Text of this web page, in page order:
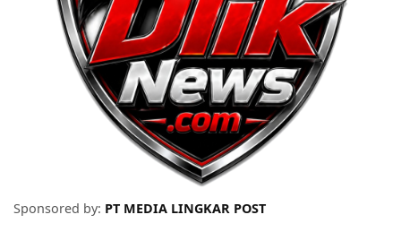
Sponsored by: PT MEDIA LINGKAR POST